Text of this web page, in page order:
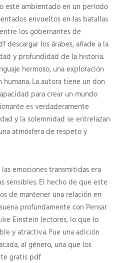
esté ambientado en un período
envueltos en las batallas
los gobernantes de
los árabes, añade a la
y profundidad de la historia.
hermoso, una exploración
La autora tiene un don
para crear un mundo
es verdaderamente
y la solemnidad se entrelazan
atmósfera de respeto y
emociones transmitidas era
sensibles. El hecho de que este
de mantener una relación en
profundamente con Pensar
Einstein lectores, lo que lo
y atractiva. Fue una adición
al género, una que los
gratis pdf